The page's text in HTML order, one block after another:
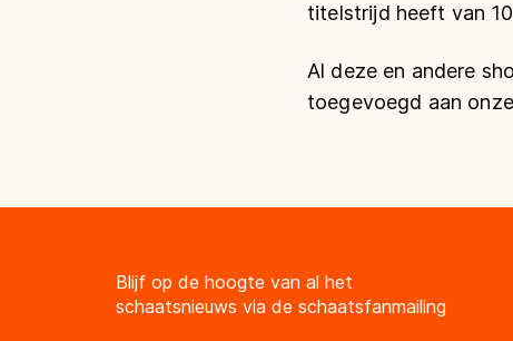
titelstrijd heeft van
Al deze en andere
toegevoegd aan
Blijf op de hoogte van al het
schaatsnieuws via de schaatsfanmailing